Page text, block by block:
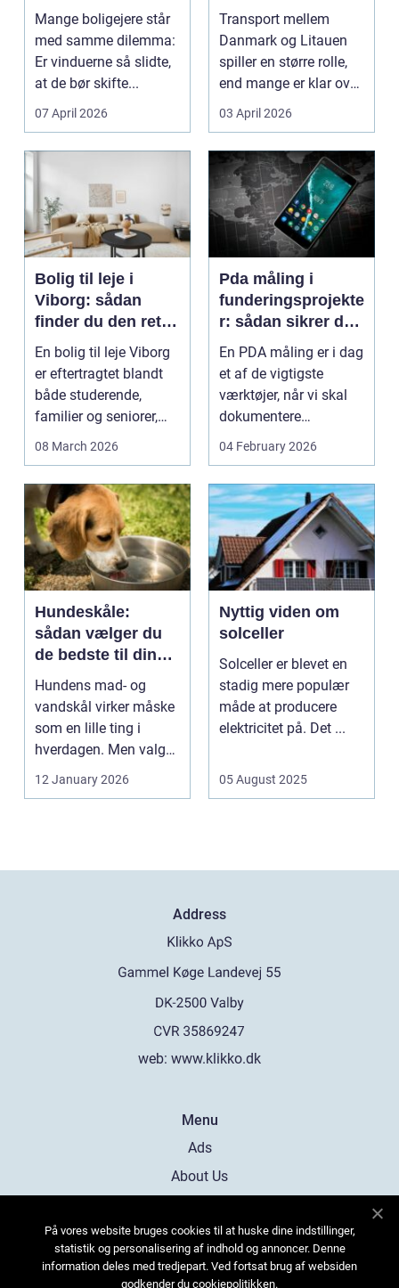
af dine gamle
vinduer
Mange boligejere står
med samme dilemma:
Er vinduerne så slidte,
at de bør skifte...
07 April 2026
til baltikum
Transport mellem
Danmark og Litauen
spiller en større rolle,
end mange er klar over.
Litauen er et n...
03 April 2026
Bolig til leje i
Viborg: sådan
finder du den rette
lejlighed
En bolig til leje Viborg
er eftertragtet blandt
både studerende,
familier og seniorer,
fordi b...
08 March 2026
Pda måling i
funderingsprojekte
r: sådan sikrer du
dokumenteret
bæreevne
En PDA måling er i dag
et af de vigtigste
værktøjer, når vi skal
dokumentere
bæreevnen af pæle til
04 February 2026
Hundeskåle:
sådan vælger du
de bedste til din
hund
Hundens mad- og
vandskål virker måske
som en lille ting i
hverdagen. Men valg
af sk&arin...
12 January 2026
Nyttig viden om
solceller
Solceller er blevet en
stadig mere populær
måde at producere
elektricitet på. Det ...
05 August 2025
Address
web: www.klikko.dk
Menu
Ads
About Us
Contact
Sitemap
På vores website bruges cookies til at huske dine indstillinger,
statistik og personalisering af indhold og annoncer. Denne
information deles med tredjepart. Ved fortsat brug af websiden
godkender du cookiepolitikken.